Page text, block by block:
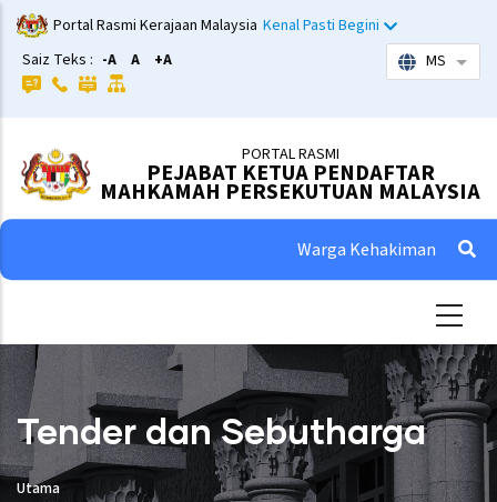
Skip
to
main
content
Portal Rasmi Kerajaan Malaysia Kenal Pasti Begini
Saiz Teks : -A A +A MS List
PORTAL RASMI
PEJABAT KETUA PENDAFTAR
MAHKAMAH PERSEKUTUAN MALAYSIA
Warga Kehakiman
Tender dan Sebutharga
Utama